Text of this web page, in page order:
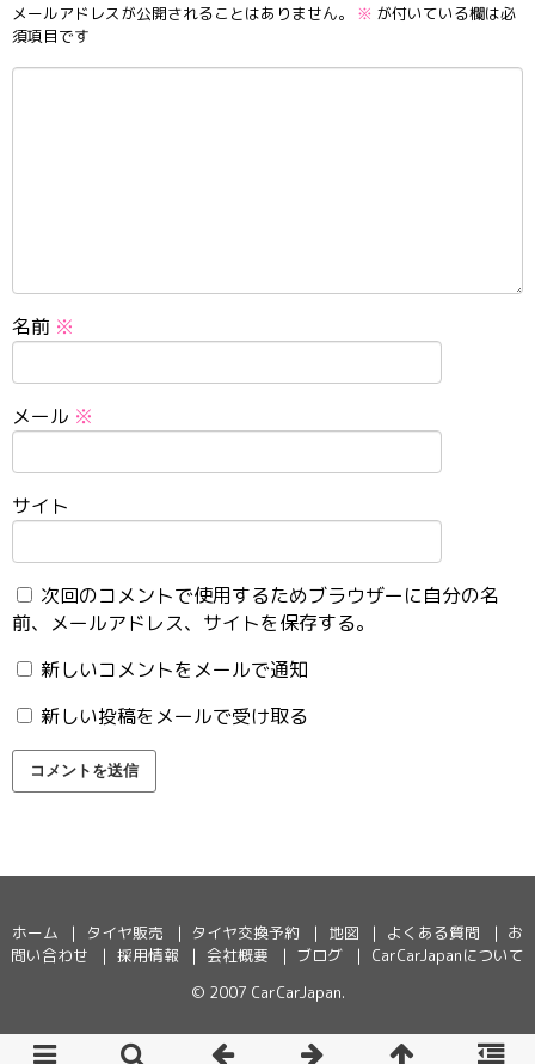
メールアドレスが公開されることはありません。 ※ が付いている欄は必
須項目です
名前 ※
メール ※
サイト
次回のコメントで使用するためブラウザーに自分の名
前、メールアドレス、サイトを保存する。
新しいコメントをメールで通知
新しい投稿をメールで受け取る
ホーム タイヤ販売 タイヤ交換予約 地図 よくある質問
お
問い合わせ
採用情報 会社概要 ブログ
CarCarJapanについて
© 2007 CarCarJapan.